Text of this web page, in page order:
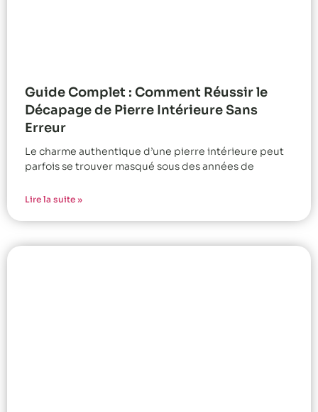
Guide Complet : Comment Réussir le
Décapage de Pierre Intérieure Sans
Erreur
Le charme authentique d’une pierre intérieure peut
parfois se trouver masqué sous des années de
Lire la suite »